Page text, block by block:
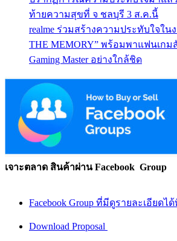
ท้ายความสุขที่ จ ชลบุรี 3 ส.ค.นี้
realme ร่วมสร้างความประทับใจใน
THE MEMORY” พร้อมพาแฟนเก
Gaming Master อย่างใกล้ชิด
เจาะตลาด สินค้าผ่าน Facebook Group
Facebook Group ที่มีดูรายละเอียดไ
Download Proposal